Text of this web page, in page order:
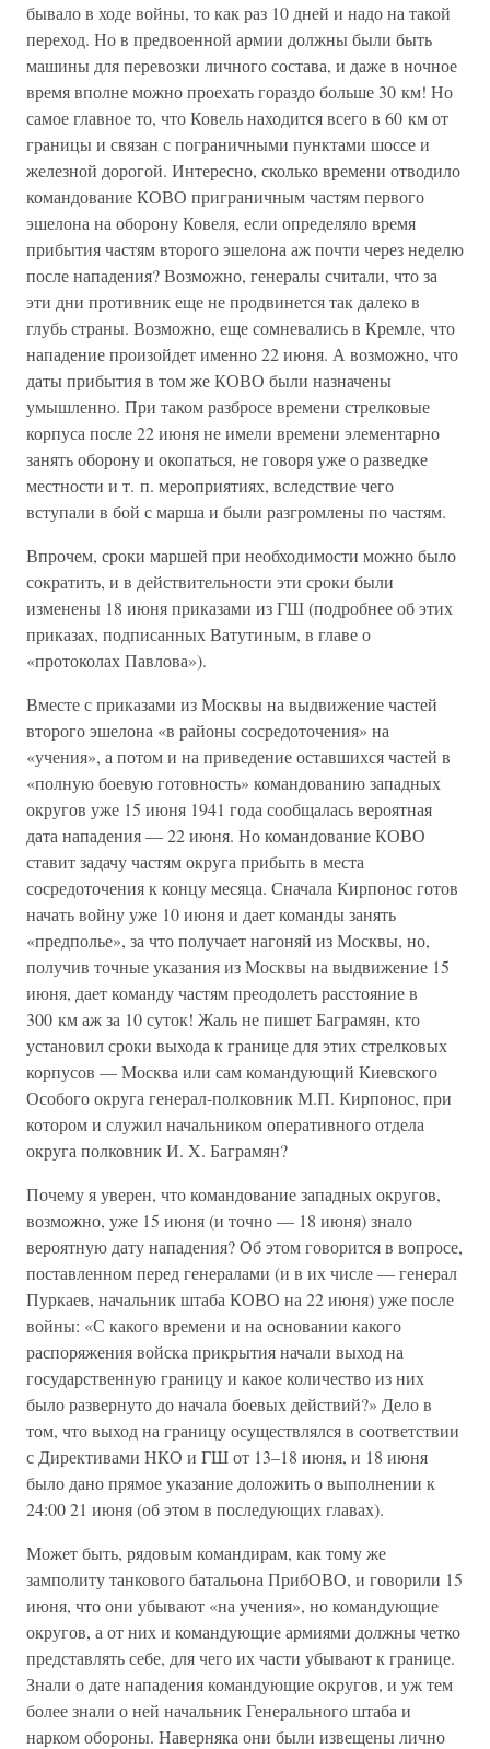
бывало в ходе войны, то как раз 10 дней и надо на такой
переход. Но в предвоенной армии должны были быть
машины для перевозки личного состава, и даже в ночное
время вполне можно проехать гораздо больше 30 км! Но
самое главное то, что Ковель находится всего в 60 км от
границы и связан с пограничными пунктами шоссе и
железной дорогой. Интересно, сколько времени отводило
командование КОВО приграничным частям первого
эшелона на оборону Ковеля, если определяло время
прибытия частям второго эшелона аж почти через неделю
после нападения? Возможно, генералы считали, что за
эти дни противник еще не продвинется так далеко в
глубь страны. Возможно, еще сомневались в Кремле, что
нападение произойдет именно 22 июня. А возможно, что
даты прибытия в том же КОВО были назначены
умышленно. При таком разбросе времени стрелковые
корпуса после 22 июня не имели времени элементарно
занять оборону и окопаться, не говоря уже о разведке
местности и т. п. мероприятиях, вследствие чего
вступали в бой с марша и были разгромлены по частям.
Впрочем, сроки маршей при необходимости можно было
сократить, и в действительности эти сроки были
изменены 18 июня приказами из ГШ (подробнее об этих
приказах, подписанных Ватутиным, в главе о
«протоколах Павлова»).
Вместе с приказами из Москвы на выдвижение частей
второго эшелона «в районы сосредоточения» на
«учения», а потом и на приведение оставшихся частей в
«полную боевую готовность» командованию западных
округов уже 15 июня 1941 года сообщалась вероятная
дата нападения — 22 июня. Но командование КОВО
ставит задачу частям округа прибыть в места
сосредоточения к концу месяца. Сначала Кирпонос готов
начать войну уже 10 июня и дает команды занять
«предполье», за что получает нагоняй из Москвы, но,
получив точные указания из Москвы на выдвижение 15
июня, дает команду частям преодолеть расстояние в
300 км аж за 10 суток! Жаль не пишет Баграмян, кто
установил сроки выхода к границе для этих стрелковых
корпусов — Москва или сам командующий Киевского
Особого округа генерал-полковник М.П. Кирпонос, при
котором и служил начальником оперативного отдела
округа полковник И. X. Баграмян?
Почему я уверен, что командование западных округов,
возможно, уже 15 июня (и точно — 18 июня) знало
вероятную дату нападения? Об этом говорится в вопросе,
поставленном перед генералами (и в их числе — генерал
Пуркаев, начальник штаба КОВО на 22 июня) уже после
войны: «С какого времени и на основании какого
распоряжения войска прикрытия начали выход на
государственную границу и какое количество из них
было развернуто до начала боевых действий?» Дело в
том, что выход на границу осуществлялся в соответствии
с Директивами НКО и ГШ от 13–18 июня, и 18 июня
было дано прямое указание доложить о выполнении к
24:00 21 июня (об этом в последующих главах).
Может быть, рядовым командирам, как тому же
замполиту танкового батальона ПрибОВО, и говорили 15
июня, что они убывают «на учения», но командующие
округов, а от них и командующие армиями должны четко
представлять себе, для чего их части убывают к границе.
Знали о дате нападения командующие округов, и уж тем
более знали о ней начальник Генерального штаба и
нарком обороны. Наверняка они были извещены лично